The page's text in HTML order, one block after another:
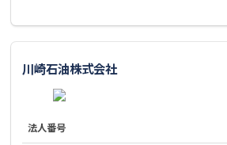
川崎石油株式会社
法人番号